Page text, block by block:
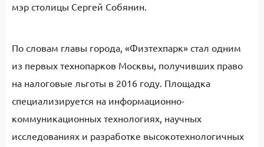
мэр столицы Сергей Собянин.
По словам главы города, «Физтехпарк» стал одним
из первых технопарков Москвы, получивших право
на налоговые льготы в 2016 году. Площадка
специализируется на информационно-
коммуникационных технологиях, научных
исследованиях и разработке высокотехнологичных